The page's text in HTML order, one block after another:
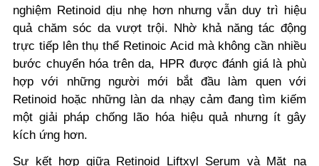
nghiệm Retinoid dịu nhẹ hơn nhưng vẫn duy trì hiệu
quả chăm sóc da vượt trội. Nhờ khả năng tác động
trực tiếp lên thụ thể Retinoic Acid mà không cần nhiều
bước chuyển hóa trên da, HPR được đánh giá là phù
hợp với những người mới bắt đầu làm quen với
Retinoid hoặc những làn da nhạy cảm đang tìm kiếm
một giải pháp chống lão hóa hiệu quả nhưng ít gây
kích ứng hơn.
Sự kết hợp giữa Retinoid Liftxyl Serum và Mặt nạ